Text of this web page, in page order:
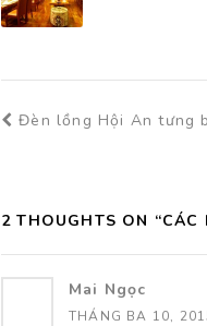
Đèn lồng Hội An tưng
2 THOUGHTS ON
Mai Ngọc
THÁNG BA 10,